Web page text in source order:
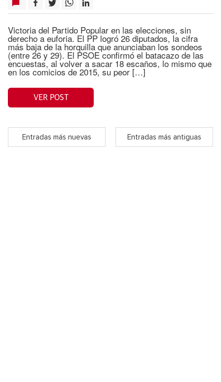
Victoria del Partido Popular en las elecciones, sin
derecho a euforia. El PP logró 26 diputados, la cifra
más baja de la horquilla que anunciaban los sondeos
(entre 26 y 29). El PSOE confirmó el batacazo de las
encuestas, al volver a sacar 18 escaños, lo mismo que
en los comicios de 2015, su peor […]
VER POST
Entradas más nuevas Entradas más antiguas